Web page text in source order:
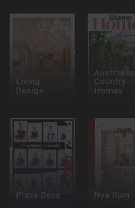
Living
Design
Australian
Country
Homes
Plaza Deco Nya Rum